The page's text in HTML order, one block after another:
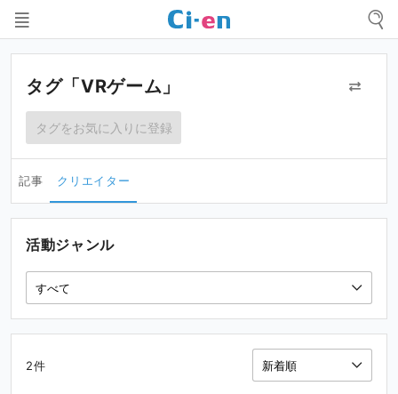
タグ「VRゲーム」
タグをお気に入りに登録
記事 クリエイター
2件
活動ジャンル